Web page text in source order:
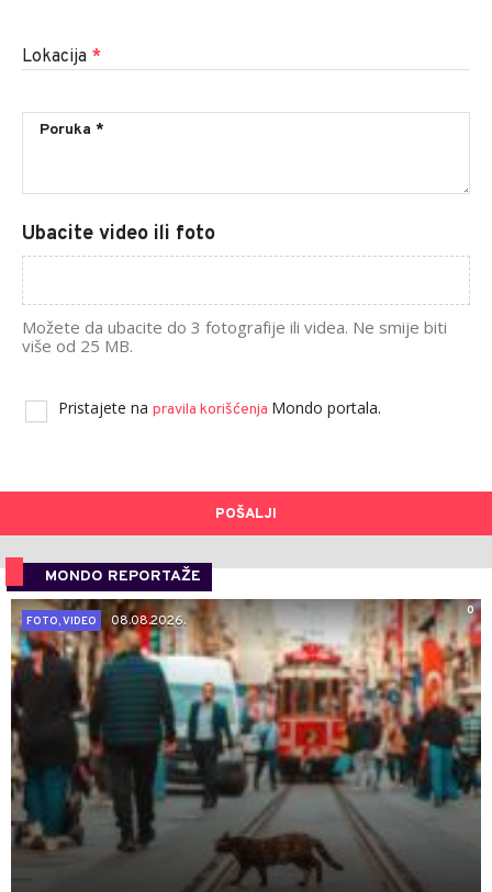
Lokacija *
Ubacite video ili foto
Možete da ubacite do 3 fotografije ili videa. Ne smije biti
više od 25 MB.
Pristajete na pravila korišćenja Mondo portala.
POŠALJI
MONDO REPORTAŽE
0
FOTO, VIDEO
08.08.2026.